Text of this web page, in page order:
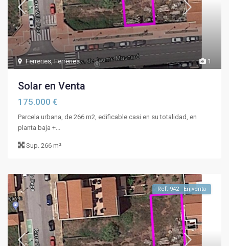
1
Ferreries,Ferreries
Solar en Venta
175.000 €
Parcela urbana, de 266 m2, edificable casi en su totalidad, en
planta baja +...
Sup.266 m²
Ref. 942 - En venta